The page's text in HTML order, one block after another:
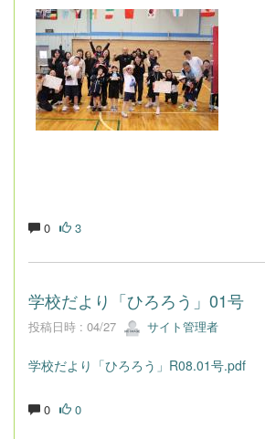
0 3
学校だより「ひろろう」01号
投稿日時 : 04/27 サイト管理者
学校だより「ひろろう」R08.01号.pdf
0 0